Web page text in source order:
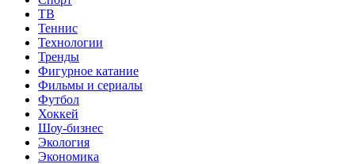
ТВ
Теннис
Технологии
Тренды
Фигурное катание
Фильмы и сериалы
Футбол
Хоккей
Шоу-бизнес
Экология
Экономика